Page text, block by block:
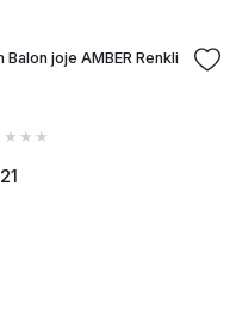
Balon joje AMBER Renkli